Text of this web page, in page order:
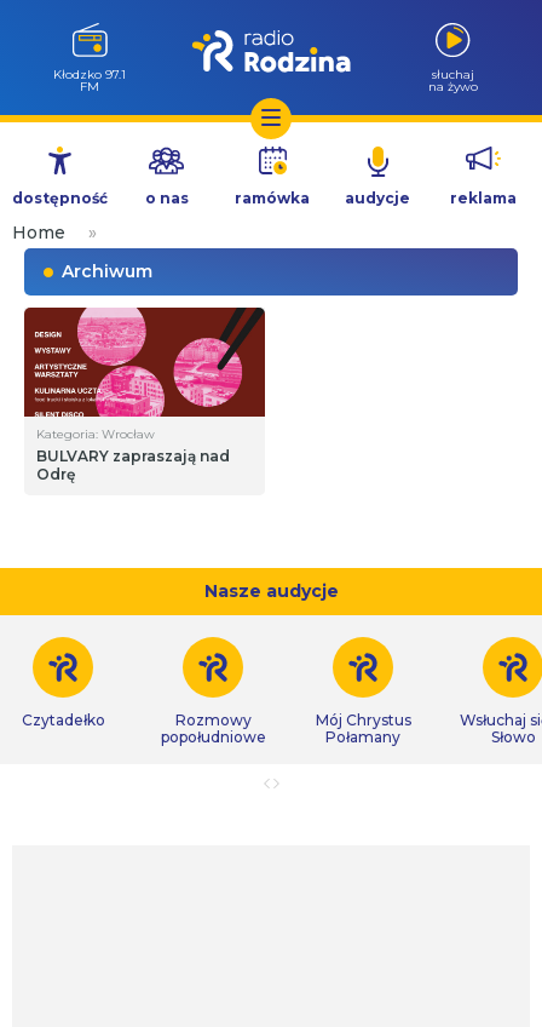
Przejdź
treści
Kłodzko 97.1
FM
słuchaj
na żywo
dostępność o nas ramówka audycje reklama
Home
»
Archiwum
Kategoria: Wrocław
BULVARY zapraszają nad
Odrę
Nasze audycje
Czytadełko
Rozmowy
popołudniowe
Mój Chrystus
Połamany
Wsłuchaj
Słowo